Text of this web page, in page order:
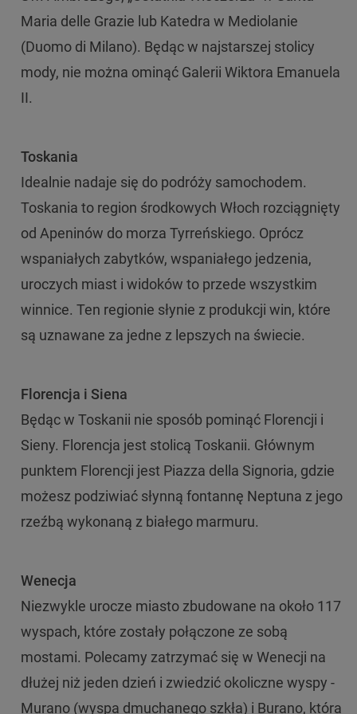
Maria delle Grazie lub Katedra w Mediolanie
(Duomo di Milano). Będąc w najstarszej stolicy
mody, nie można ominąć Galerii Wiktora Emanuela
II.
Toskania
Idealnie nadaje się do podróży samochodem.
Toskania to region środkowych Włoch rozciągnięty
od Apeninów do morza Tyrreńskiego. Oprócz
wspaniałych zabytków, wspaniałego jedzenia,
uroczych miast i widoków to przede wszystkim
winnice. Ten regionie słynie z produkcji win, które
są uznawane za jedne z lepszych na świecie.
Florencja i Siena
Będąc w Toskanii nie sposób pominąć Florencji i
Sieny. Florencja jest stolicą Toskanii. Głównym
punktem Florencji jest Piazza della Signoria, gdzie
możesz podziwiać słynną fontannę Neptuna z jego
rzeźbą wykonaną z białego marmuru.
Wenecja
Niezwykle urocze miasto zbudowane na około 117
wyspach, które zostały połączone ze sobą
mostami. Polecamy zatrzymać się w Wenecji na
dłużej niż jeden dzień i zwiedzić okoliczne wyspy -
Murano (wyspa dmuchanego szkła) i Burano, która